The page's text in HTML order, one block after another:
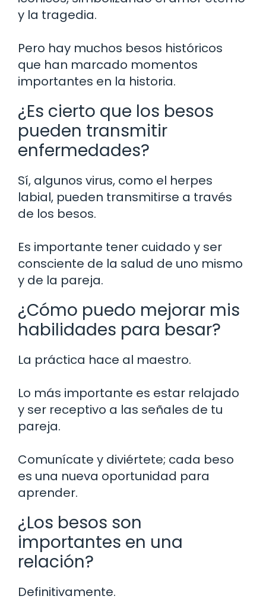
y la tragedia.
Pero hay muchos besos históricos
que han marcado momentos
importantes en la historia.
¿Es cierto que los besos
pueden transmitir
enfermedades?
Sí, algunos virus, como el herpes
labial, pueden transmitirse a través
de los besos.
Es importante tener cuidado y ser
consciente de la salud de uno mismo
y de la pareja.
¿Cómo puedo mejorar mis
habilidades para besar?
La práctica hace al maestro.
Lo más importante es estar relajado
y ser receptivo a las señales de tu
pareja.
Comunícate y diviértete; cada beso
es una nueva oportunidad para
aprender.
¿Los besos son
importantes en una
relación?
Definitivamente.